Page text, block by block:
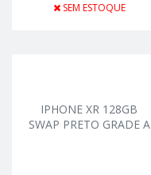
SEM ESTOQUE
IPHONE XR 128GB
SWAP PRETO GRADE A